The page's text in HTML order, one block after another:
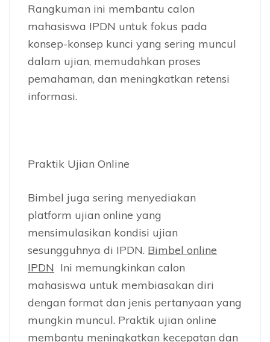
Rangkuman ini membantu calon
mahasiswa IPDN untuk fokus pada
konsep-konsep kunci yang sering muncul
dalam ujian, memudahkan proses
pemahaman, dan meningkatkan retensi
informasi.
Praktik Ujian Online
Bimbel juga sering menyediakan
platform ujian online yang
mensimulasikan kondisi ujian
sesungguhnya di IPDN. Bimbel online
IPDN Ini memungkinkan calon
mahasiswa untuk membiasakan diri
dengan format dan jenis pertanyaan yang
mungkin muncul. Praktik ujian online
membantu meningkatkan kecepatan dan